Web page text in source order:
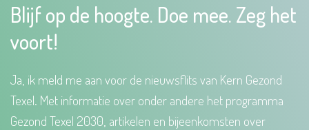
Blijf op de hoogte. Doe mee. Zeg het
voort!
Ja, ik meld me aan voor de nieuwsflits van Kern Gezond
Texel. Met informatie over onder andere het programma
Gezond Texel 2030, artikelen en bijeenkomsten over